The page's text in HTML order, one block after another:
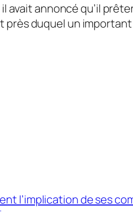
avait annoncé qu’il
près duquel un
l’implication de ses